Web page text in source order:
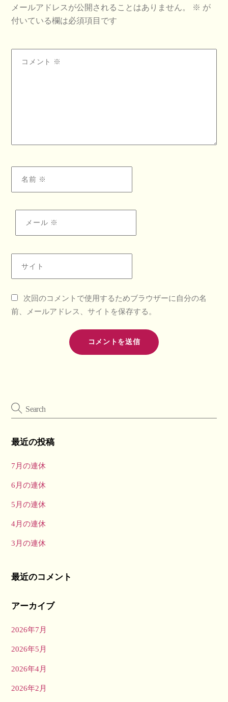
メールアドレスが公開されることはありません。 ※ が
付いている欄は必須項目です
コメント ※
名前 ※
メール ※
サイト
次回のコメントで使用するためブラウザーに自分の名
前、メールアドレス、サイトを保存する。
最近の投稿
7月の連休
6月の連休
5月の連休
4月の連休
3月の連休
最近のコメント
アーカイブ
2026年7月
2026年5月
2026年4月
2026年2月